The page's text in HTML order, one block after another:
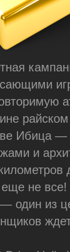
Ибица —
и
не
один из